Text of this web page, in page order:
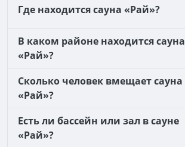
Где находится сауна «Рай»?
В каком районе находится сауна
«Рай»?
Сколько человек вмещает сауна
«Рай»?
Есть ли бассейн или зал в сауне
«Рай»?